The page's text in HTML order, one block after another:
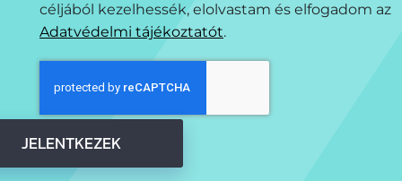
céljából kezelhessék, elolvastam és elfogadom az
Adatvédelmi tájékoztatót.
JELENTKEZEK